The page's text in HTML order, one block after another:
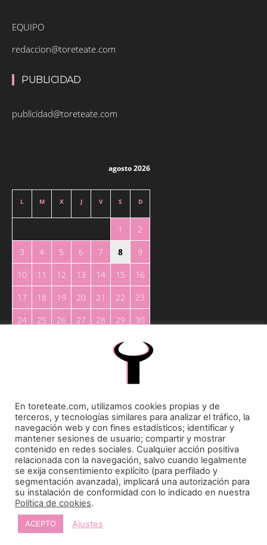
EQUIPO
redaccion@toreteate.com
PUBLICIDAD
publicidad@toreteate.com
agosto 2026
L M X J V S D
1
2
3
4 5 6 7 8
9
10
11 12 13 14 15
16
17
18 19 20 21 22
23
24
25 26 27 28 29
30
Toreteate Ⓒ 2023. Todos los derechos reservados
Diseñado porWelow Marketing
Prohibida la reproducción y utilización total o parcial, por cualquier medio, sin autorización
expresa por escrito.
En toreteate.com, utilizamos cookies propias y de
terceros, y tecnologías similares para analizar el tráfico, la
navegación web y con fines estadísticos; identificar y
mantener sesiones de usuario; compartir y mostrar
contenido en redes sociales. Cualquier acción positiva
relacionada con la navegación, salvo cuando legalmente
se exija consentimiento explícito (para perfilado y
segmentación avanzada), implicará una autorización para
su instalación de conformidad con lo indicado en nuestra
Política de cookies.
ACEPTO Ajustes